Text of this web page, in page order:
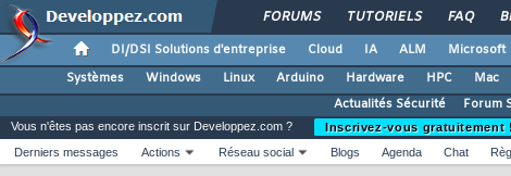
FORUMS TUTORIELS FAQ
DI/DSI Solutions d'entreprise Cloud IA ALM Microsoft
Systèmes
Windows Linux Arduino Hardware HPC Mac
Actualités Sécurité
Forum
Vous n'êtes pas encore inscrit sur Developpez.com ?
Inscrivez-vous gratuitement
Derniers messages
Actions Réseau social Blogs Agenda Chat